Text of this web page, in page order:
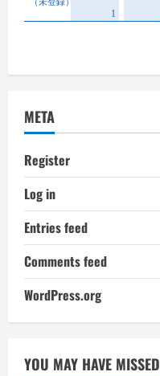
META
Register
Log in
Entries feed
Comments feed
WordPress.org
YOU MAY HAVE MISSED